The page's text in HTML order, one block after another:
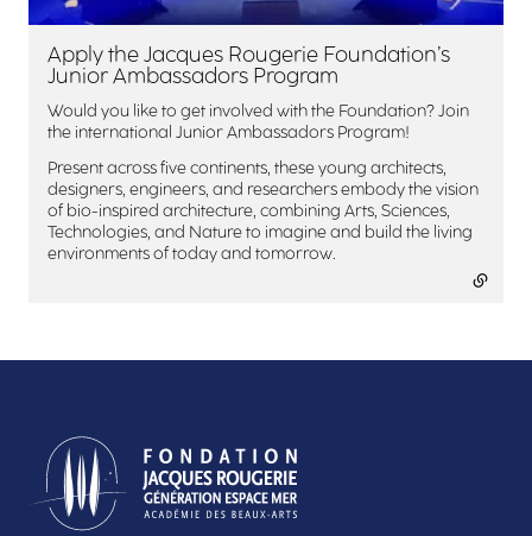
Apply the Jacques Rougerie Foundation’s
Junior Ambassadors Program
Would you like to get involved with the Foundation? Join
the international Junior Ambassadors Program!
Present across five continents, these young architects,
designers, engineers, and researchers embody the vision
of bio-inspired architecture, combining Arts, Sciences,
Technologies, and Nature to imagine and build the living
environments of today and tomorrow.